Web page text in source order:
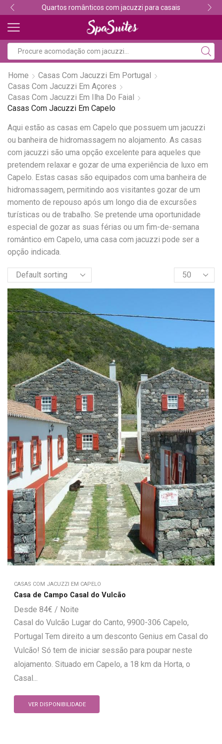
Quartos românticos com jacuzzi para casais
Home
Casas Com Jacuzzi Em Portugal
Casas Com Jacuzzi Em Açores
Casas Com Jacuzzi Em Ilha Do Faial
Casas Com Jacuzzi Em Capelo
Aqui estão as casas em Capelo que possuem um jacuzzi
ou banheira de hidromassagem no alojamento. As casas
com jacuzzi são uma opção excelente para aqueles que
pretendem relaxar e gozar de uma experiência de luxo em
Capelo. Estas casas são equipados com uma banheira de
hidromassagem, permitindo aos visitantes gozar de um
momento de repouso após um longo dia de excursões
turísticas ou de trabalho. Se pretende uma oportunidade
especial de gozar as suas férias ou um fim-de-semana
romântico em Capelo, uma casa com jacuzzi pode ser a
opção indicada.
CASAS COM JACUZZI EM CAPELO
Casa de Campo Casal do Vulcão
84€
Casal do Vulcão Lugar do Canto, 9900-306 Capelo,
Portugal Tem direito a um desconto Genius em Casal do
Vulcão! Só tem de iniciar sessão para poupar neste
alojamento. Situado em Capelo, a 18 km da Horta, o
Casal...
VER DISPONIBILIDADE